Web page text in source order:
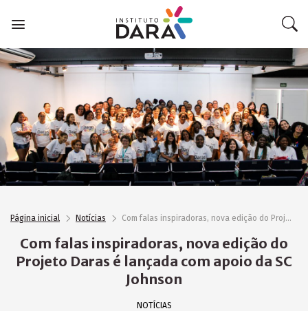
Página inicial Notícias Com falas inspiradoras, nova edição do Projeto Daras é lançada com apoio da SC Johnson
Com falas inspiradoras, nova edição do
Projeto Daras é lançada com apoio da SC
Johnson
NOTÍCIAS